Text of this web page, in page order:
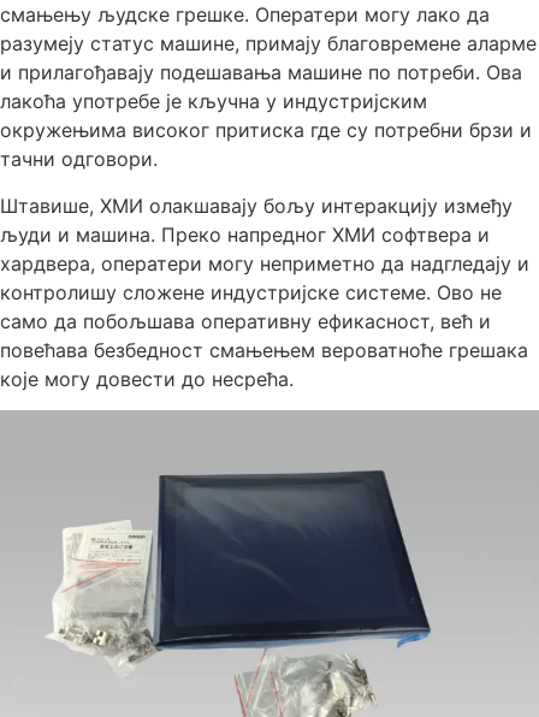
смањењу људске грешке. Оператери могу лако да
разумеју статус машине, примају благовремене аларме
и прилагођавају подешавања машине по потреби. Ова
лакоћа употребе је кључна у индустријским
окружењима високог притиска где су потребни брзи и
тачни одговори.
Штавише, ХМИ олакшавају бољу интеракцију између
људи и машина. Преко напредног ХМИ софтвера и
хардвера, оператери могу неприметно да надгледају и
контролишу сложене индустријске системе. Ово не
само да побољшава оперативну ефикасност, већ и
повећава безбедност смањењем вероватноће грешака
које могу довести до несрећа.